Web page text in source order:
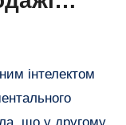
інтелектом